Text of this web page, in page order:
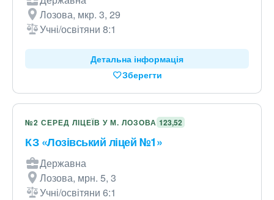
Лозова, мкр. 3, 29
Учні/освітяни 8:1
Детальна інформація
Зберегти
№2 СЕРЕД ЛІЦЕЇВ У М. ЛОЗОВА 123,52
КЗ «Лозівський ліцей №1»
Державна
Лозова, мрн. 5, 3
Учні/освітяни 6:1